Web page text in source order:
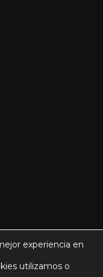
experiencia en
utilizamos o